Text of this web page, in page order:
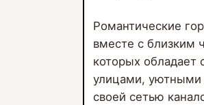
Романтические
вместе с близким
которых
улицами, уютными
своей сетью